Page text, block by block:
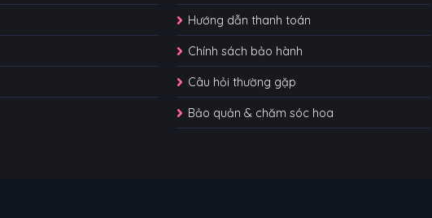
Hướng dẫn thanh toán
Chính sách bảo hành
Câu hỏi thường gặp
Bảo quản & chăm sóc hoa